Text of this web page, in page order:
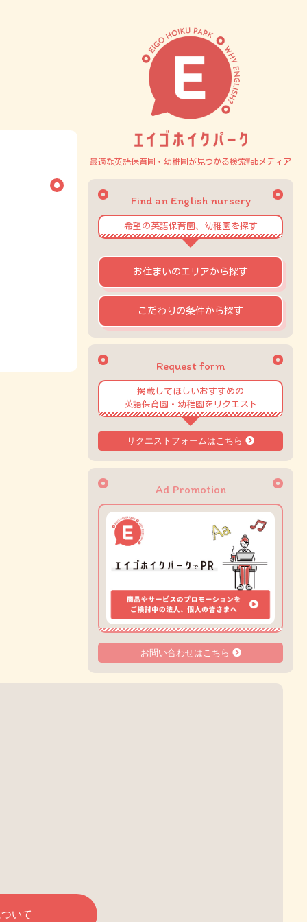
最適な英語保育園・幼稚園が見つかる検索Webメディア
Find an English nursery
希望の英語保育園、幼稚園を探す
お住まいのエリアから探す
こだわりの条件から探す
Request form
掲載してほしいおすすめの
英語保育園・幼稚園をリクエスト
リクエストフォームはこちら
Ad Promotion
お問い合わせはこちら
いて